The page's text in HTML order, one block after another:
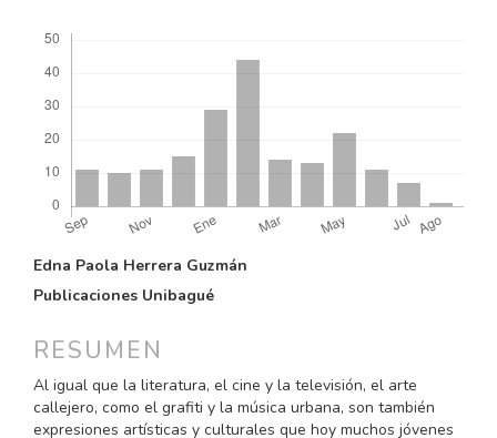
CONTENIDO
PRINCIPAL
ARTÍCULO
Edna Paola Herrera Guzmán
Publicaciones Unibagué
RESUMEN
Al igual que la literatura, el cine y la televisión, el arte
callejero, como el grafiti y la música urbana, son también
expresiones artísticas y culturales que hoy muchos jóvenes